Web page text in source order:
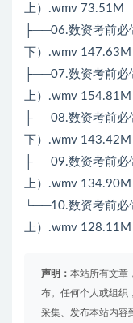
上）.wmv 73.51M
├──06.数资考前必
下）.wmv 147.63M
├──07.数资考前必
上）.wmv 154.81M
├──08.数资考前必
下）.wmv 143.42M
├──09.数资考前必
上）.wmv 134.90M
└──10.数资考前必
上）.wmv 128.11M
声明： 本站所有文章
布。任何个人或组织
采集、发布本站内容